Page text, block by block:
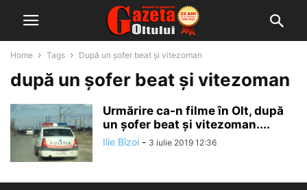
Home Tags După un șofer beat și vitezoman
după un șofer beat și vitezoman
Urmărire ca-n filme în Olt, după
un șofer beat și vitezoman....
Ilie Bîzoi - 3 iulie 2019 12:36